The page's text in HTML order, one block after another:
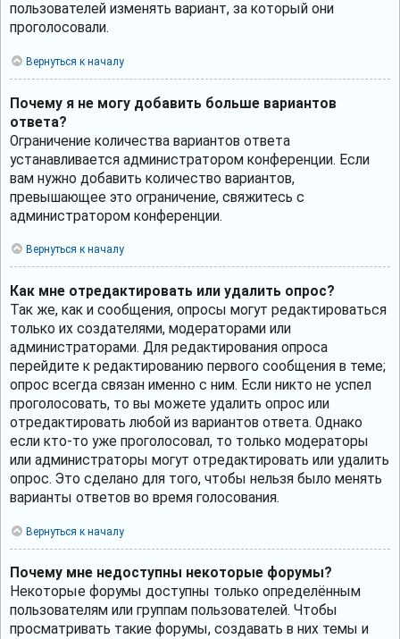
пользователей изменять вариант, за который они
проголосовали.
Вернуться к началу
Почему я не могу добавить больше вариантов
ответа?
Ограничение количества вариантов ответа
устанавливается администратором конференции. Если
вам нужно добавить количество вариантов,
превышающее это ограничение, свяжитесь с
администратором конференции.
Вернуться к началу
Как мне отредактировать или удалить опрос?
Так же, как и сообщения, опросы могут редактироваться
только их создателями, модераторами или
администраторами. Для редактирования опроса
перейдите к редактированию первого сообщения в теме;
опрос всегда связан именно с ним. Если никто не успел
проголосовать, то вы можете удалить опрос или
отредактировать любой из вариантов ответа. Однако
если кто-то уже проголосовал, то только модераторы
или администраторы могут отредактировать или удалить
опрос. Это сделано для того, чтобы нельзя было менять
варианты ответов во время голосования.
Вернуться к началу
Почему мне недоступны некоторые форумы?
Некоторые форумы доступны только определённым
пользователям или группам пользователей. Чтобы
просматривать такие форумы, создавать в них темы и